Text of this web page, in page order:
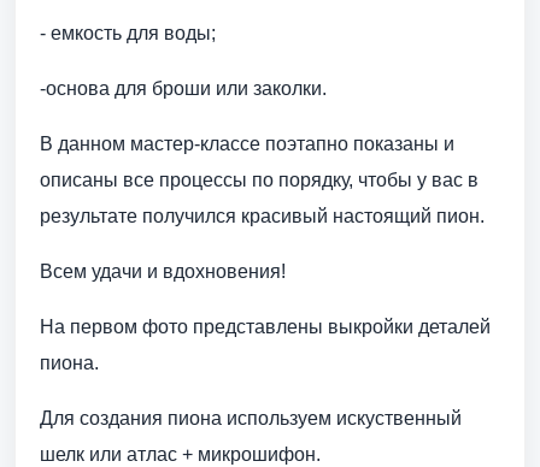
- емкость для воды;
-основа для броши или заколки.
В данном мастер-классе поэтапно показаны и
описаны все процессы по порядку, чтобы у вас в
результате получился красивый настоящий пион.
Всем удачи и вдохновения!
На первом фото представлены выкройки деталей
пиона.
Для создания пиона используем искуственный
шелк или атлас + микрошифон.